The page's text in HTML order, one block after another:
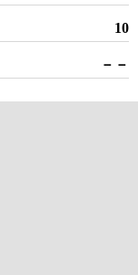
10
－－